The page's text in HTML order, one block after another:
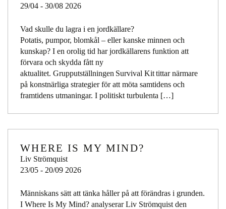
29/04 - 30/08 2026
Vad skulle du lagra i en jordkällare?
Potatis, pumpor, blomkål – eller kanske minnen och
kunskap? I en orolig tid har jordkällarens funktion att
förvara och skydda fått ny
aktualitet. Grupputställningen Survival Kit tittar närmare
på konstnärliga strategier för att möta samtidens och
framtidens utmaningar. I politiskt turbulenta […]
WHERE IS MY MIND?
Liv Strömquist
23/05 - 20/09 2026
Människans sätt att tänka håller på att förändras i grunden.
I Where Is My Mind? analyserar Liv Strömquist den